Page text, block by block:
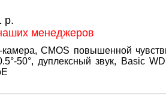
р.
менеджеров
камера, CMOS повышенной
50°, дуплексный звук, Basic